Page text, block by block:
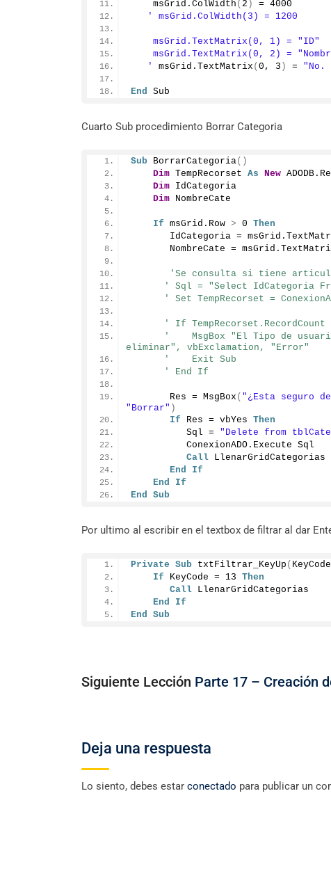
    msGrid.
ColWidth ( 2 ) = 4000
' msGrid.ColWidth(3) = 1200
    msGrid.TextMatrix(0, 1) = "ID"
msGrid.TextMatrix(0, 2) =
   '
msGrid. TextMatrix ( 0 , 3 ) = "No.
End Sub
Cuarto Sub procedimiento Borrar Categoria
Sub BorrarCategoria()
Dim TempRecorset As New ADODB.
Dim IdCategoria
Dim NombreCate
If msGrid. Row > 0 Then
       IdCategoria = msGrid.
       NombreCate = msGrid.
'Se consulta si tiene
' Sql = "Select IdCategoria
' Set TempRecorset =
' If TempRecorset.RecordCount
'    MsgBox "El Tipo de
eliminar", vbExclamation, "Error"
'    Exit Sub
' End If
       Res =
MsgBox ( "¿Esta seguro
"Borrar" )
If Res = vbYes Then
          Sql =
"Delete from
          ConexionADO.
Execute Sql
Call LlenarGridCategorias
End
If
End
If
End Sub
Por ultimo al escribir en el textbox de filtrar al dar
Private Sub txtFiltrar_KeyUp ( KeyCode
If KeyCode = 13 Then
Call LlenarGridCategorias
End
If
End Sub
Siguiente Lección Parte 17 – Creación
Deja una respuesta
Lo siento, debes estar conectado para publicar un